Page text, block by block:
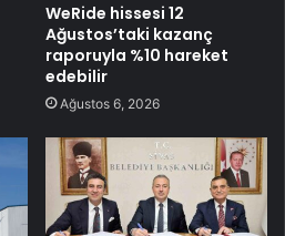
WeRide hissesi 12
Ağustos’taki kazanç
raporuyla %10 hareket
edebilir
Ağustos 6, 2026